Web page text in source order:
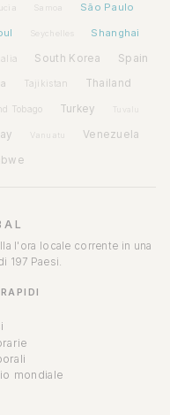
Samoa São Paulo
Seychelles Shanghai
South Korea Spain
Tajikistan Thailand
Tobago Turkey Tuvalu
Vanuatu Venezuela
l'ora locale corrente in una
197 Paesi.
mondiale